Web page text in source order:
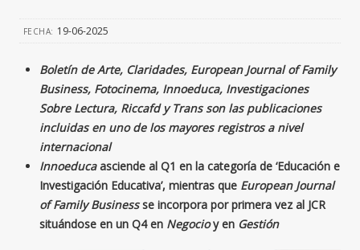
FECHA: 19-06-2025
Boletín de Arte, Claridades, European Journal of Family
Business, Fotocinema, Innoeduca, Investigaciones
Sobre Lectura, Riccafd y Trans son las publicaciones
incluidas en uno de los mayores registros a nivel
internacional
Innoeducaasciende al Q1 en la categoría de ‘Educación e
Investigación Educativa’, mientras que European Journal
of Family Businessse incorpora por primera vez al JCR
situándose en un Q4 en Negocioy en Gestión